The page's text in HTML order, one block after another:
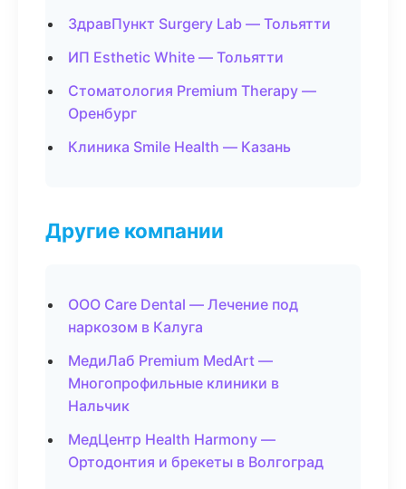
ЗдравПункт Surgery Lab — Тольятти
ИП Esthetic White — Тольятти
Стоматология Premium Therapy —
Оренбург
Клиника Smile Health — Казань
Другие компании
ООО Care Dental — Лечение под
наркозом в Калуга
МедиЛаб Premium MedArt —
Многопрофильные клиники в
Нальчик
МедЦентр Health Harmony —
Ортодонтия и брекеты в Волгоград